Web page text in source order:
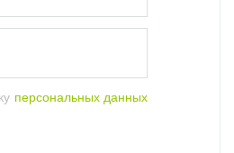
персональных данных